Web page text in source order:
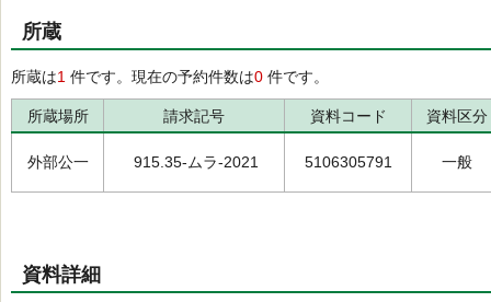
所蔵
所蔵は1 件です。現在の予約件数は0 件です。
所蔵場所 請求記号 資料コード 資料区分
外部公一 915.35-ムラ-2021 5106305791 一般
資料詳細